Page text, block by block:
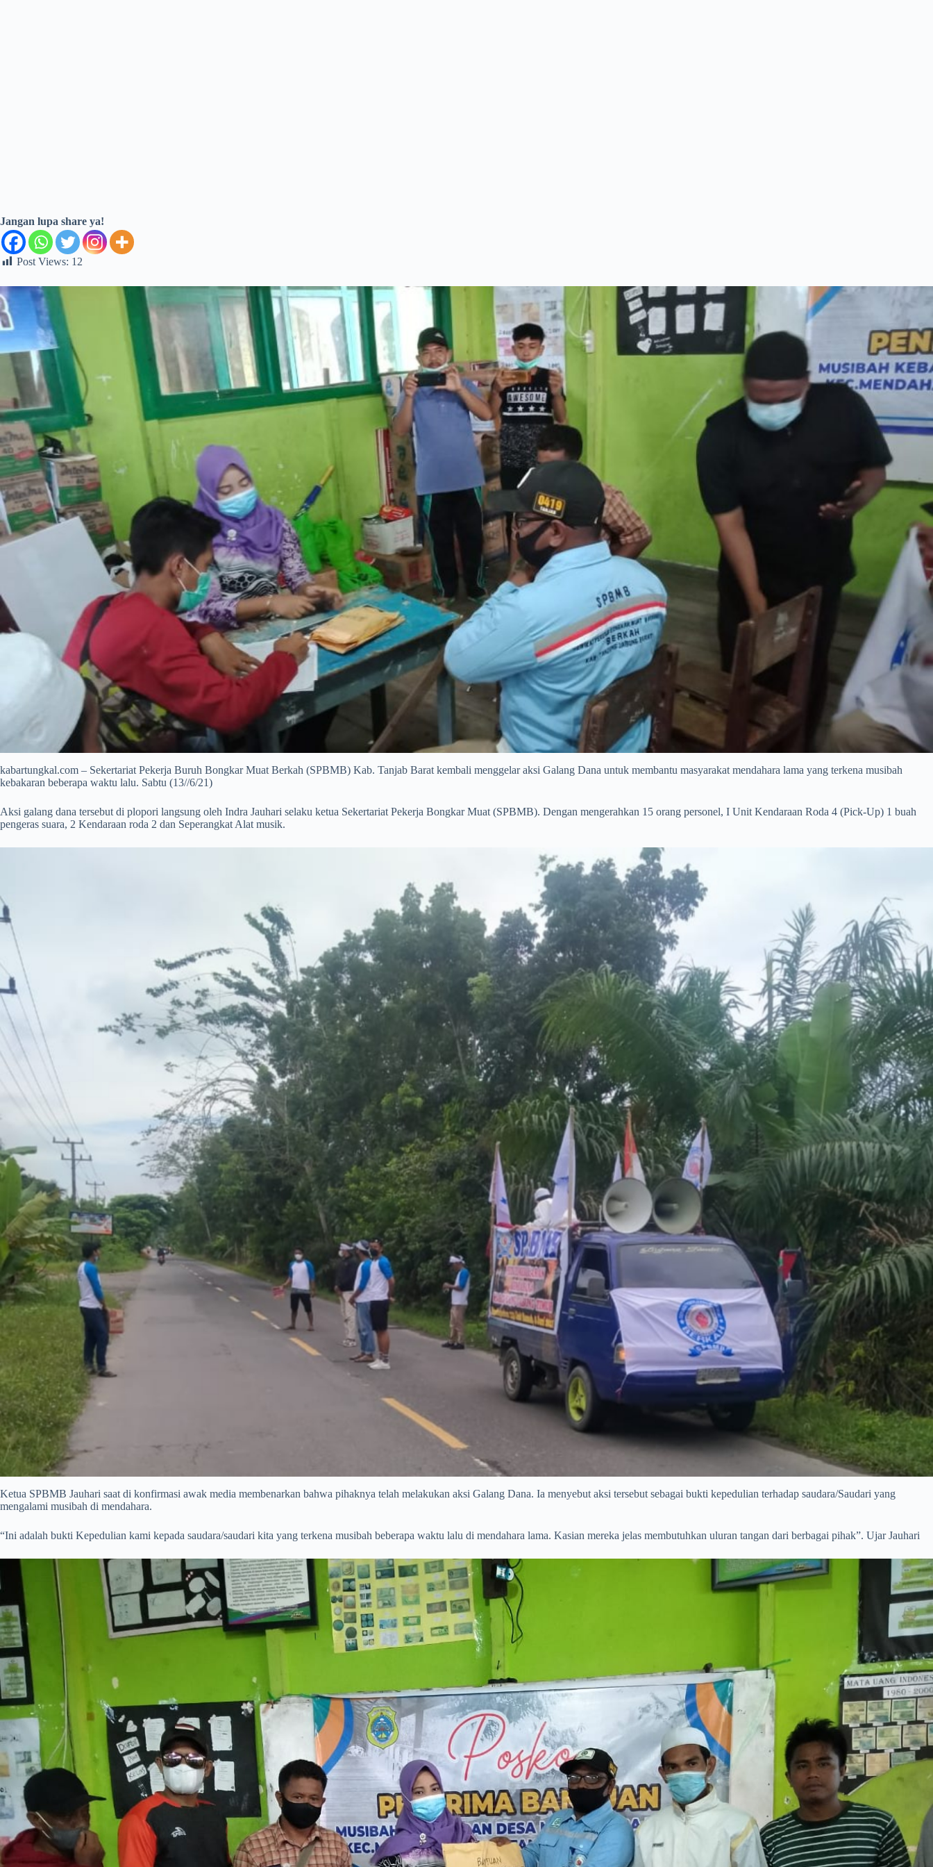
Jangan lupa share ya!
Post Views: 12
kabartungkal.com – Sekertariat Pekerja Buruh Bongkar Muat Berkah (SPBMB) Kab. Tanjab Barat kembali menggelar aksi Galang Dana untuk membantu masyarakat mendahara lama yang terkena musibah
kebakaran beberapa waktu lalu. Sabtu (13//6/21)
Aksi galang dana tersebut di plopori langsung oleh Indra Jauhari selaku ketua Sekertariat Pekerja Bongkar Muat (SPBMB). Dengan mengerahkan 15 orang personel, I Unit Kendaraan Roda 4 (Pick-Up) 1 buah
pengeras suara, 2 Kendaraan roda 2 dan Seperangkat Alat musik.
Ketua SPBMB Jauhari saat di konfirmasi awak media membenarkan bahwa pihaknya telah melakukan aksi Galang Dana. Ia menyebut aksi tersebut sebagai bukti kepedulian terhadap saudara/Saudari yang
mengalami musibah di mendahara.
“Ini adalah bukti Kepedulian kami kepada saudara/saudari kita yang terkena musibah beberapa waktu lalu di mendahara lama. Kasian mereka jelas membutuhkan uluran tangan dari berbagai pihak”. Ujar Jauhari